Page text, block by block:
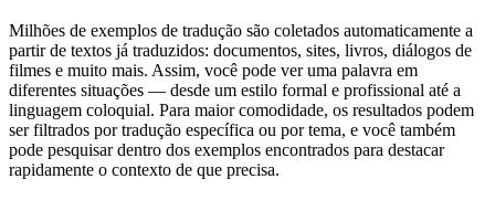
Milhões de exemplos de tradução são coletados automaticamente a
partir de textos já traduzidos: documentos, sites, livros, diálogos de
filmes e muito mais. Assim, você pode ver uma palavra em
diferentes situações — desde um estilo formal e profissional até a
linguagem coloquial. Para maior comodidade, os resultados podem
ser filtrados por tradução específica ou por tema, e você também
pode pesquisar dentro dos exemplos encontrados para destacar
rapidamente o contexto de que precisa.